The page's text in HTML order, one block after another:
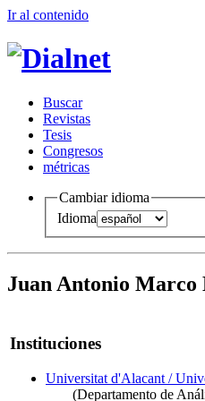
Ir al contenido
Buscar
Revistas
Tesis
Congresos
métricas
Cambiar idioma
Idioma
Juan Antonio Marco
Instituciones
Universitat d'Alacant /
(Departamento de